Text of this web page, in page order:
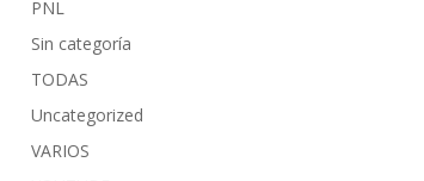
PNL
Sin categoría
TODAS
Uncategorized
VARIOS